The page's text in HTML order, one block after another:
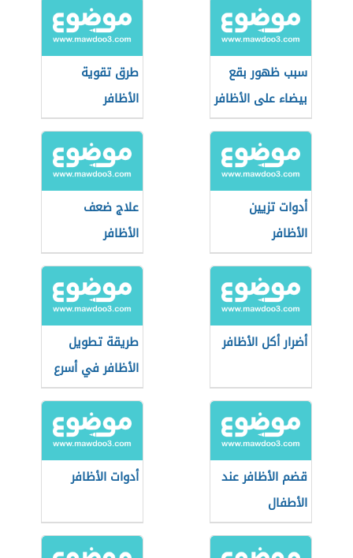
سبب ظهور بقع
بيضاء على الأظافر
طرق تقوية
الأظافر
أدوات تزيين
الأظافر
علاج ضعف
الأظافر
أضرار أكل الأظافر
طريقة تطويل
الأظافر في أسرع
وقت
قضم الأظافر عند
الأطفال
أدوات الأظافر